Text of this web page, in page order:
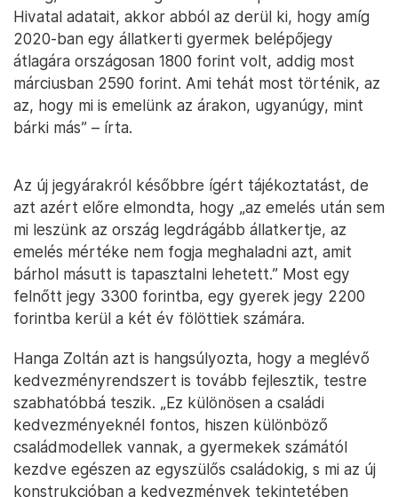
Hivatal adatait, akkor abból az derül ki, hogy amíg
2020-ban egy állatkerti gyermek belépőjegy
átlagára országosan 1800 forint volt, addig most
márciusban 2590 forint. Ami tehát most történik, az
az, hogy mi is emelünk az árakon, ugyanúgy, mint
bárki más” – írta.
Az új jegyárakról későbbre ígért tájékoztatást, de
azt azért előre elmondta, hogy „az emelés után sem
mi leszünk az ország legdrágább állatkertje, az
emelés mértéke nem fogja meghaladni azt, amit
bárhol másutt is tapasztalni lehetett.” Most egy
felnőtt jegy 3300 forintba, egy gyerek jegy 2200
forintba kerül a két év fölöttiek számára.
Hanga Zoltán azt is hangsúlyozta, hogy a meglévő
kedvezményrendszert is tovább fejlesztik, testre
szabhatóbbá teszik. „Ez különösen a családi
kedvezményeknél fontos, hiszen különböző
családmodellek vannak, a gyermekek számától
kezdve egészen az egyszülős családokig, s mi az új
konstrukcióban a kedvezmények tekintetében